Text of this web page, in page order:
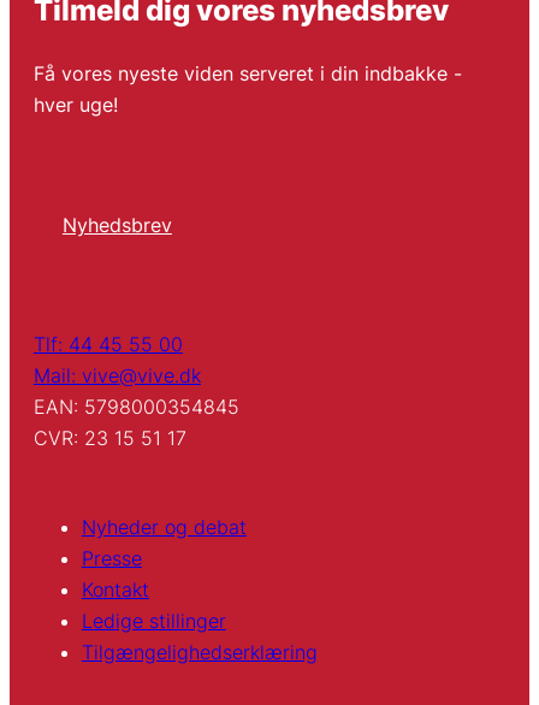
Tilmeld dig vores nyhedsbrev
Få vores nyeste viden serveret i din indbakke -
hver uge!
Nyhedsbrev
Tlf: 44 45 55 00
Mail: vive@vive.dk
EAN: 5798000354845
CVR: 23 15 51 17
Nyheder og debat
Presse
Kontakt
Ledige stillinger
Tilgængelighedserklæring